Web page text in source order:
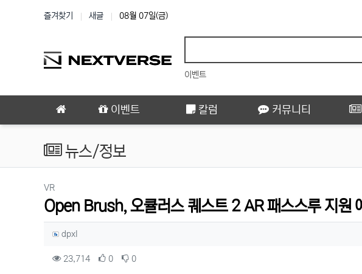
상단 네비즐겨찾기 새글 08월 07일(금)
이벤트
이벤트 칼럼 커뮤니티
뉴스/정보
VR분류
Open Brush, 오큘러스 퀘스트 2 AR 패스스루 지원
작성자 정보
dpxl
컨텐츠 정보
23,714조회 0추천 0비추천